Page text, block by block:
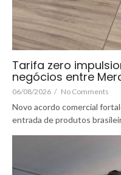
Tarifa zero
negócios entre
06/08/2026 / No Comments
Novo acordo comercial
entrada de produtos